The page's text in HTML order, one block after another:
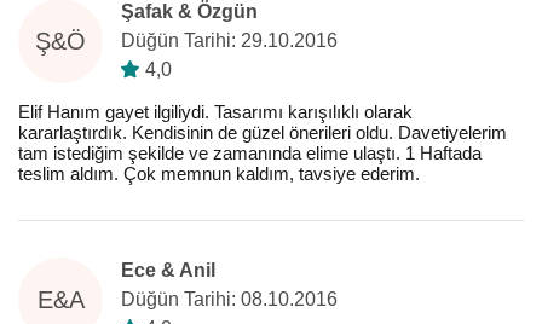
Ş&Ö
Şafak & Özgün
Düğün Tarihi: 29.10.2016
4,0
Elif Hanım gayet ilgiliydi. Tasarımı karışılıklı olarak
kararlaştırdık. Kendisinin de güzel önerileri oldu. Davetiyelerim
tam istediğim şekilde ve zamanında elime ulaştı. 1 Haftada
teslim aldım. Çok memnun kaldım, tavsiye ederim.
E&A
Ece & Anil
Düğün Tarihi: 08.10.2016